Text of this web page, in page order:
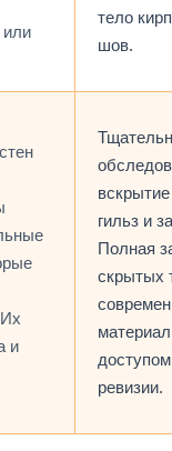
или
тело
шов.
и
гильз и
Полная
скрытых
ревизии.